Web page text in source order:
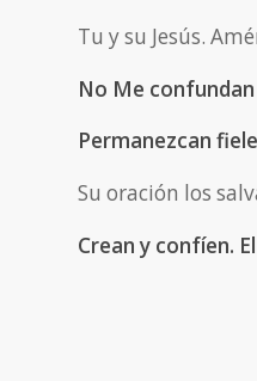
Tu y su Jesús.
No Me
Permanezcan
Su oración los
Crean y confíen.